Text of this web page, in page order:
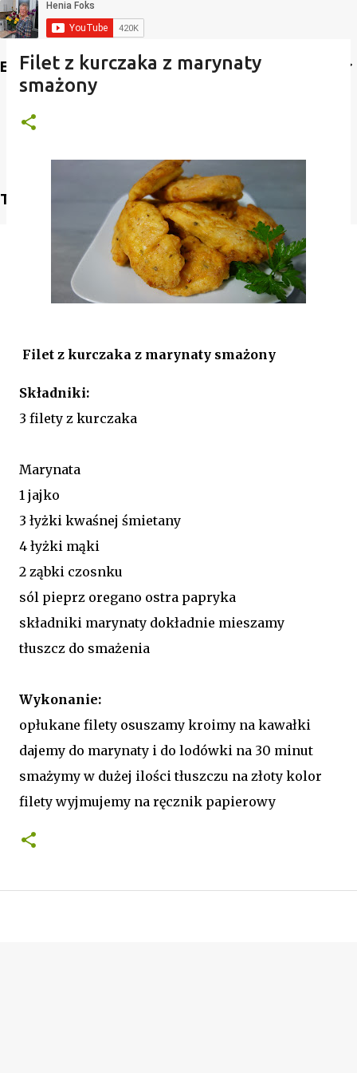
Etykiety
Translate
Filet z kurczaka z marynaty
smażony
Filet z kurczaka z marynaty smażony
Składniki:
3 filety z kurczaka
Marynata
1 jajko
3 łyżki kwaśnej śmietany
4 łyżki mąki
2 ząbki czosnku
sól pieprz oregano ostra papryka
składniki marynaty dokładnie mieszamy
tłuszcz do smażenia
Wykonanie:
opłukane filety osuszamy kroimy na kawałki
dajemy do marynaty i do lodówki na 30 minut
smażymy w dużej ilości tłuszczu na złoty kolor
filety wyjmujemy na ręcznik papierowy